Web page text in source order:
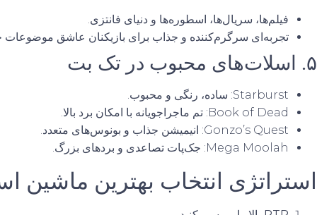
فیلم‌ها، سریال‌ها، اسطوره‌ها و دنیای فانتزی.
تجربه‌ای سرگرم‌کننده و جذاب برای بازیکنان عاشق
۵. اسلات‌های محبوب در تک بت
Starburst: ساده، رنگی و محبوب.
Book of Dead: تم ماجراجویانه با امکان برد بالا.
Gonzo’s Quest: انیمیشن جذاب و بونوس‌های متعدد.
Mega Moolah: جک‌پات تصاعدی و بردهای بزرگ.
استراتژی انتخاب بهترین ماشین